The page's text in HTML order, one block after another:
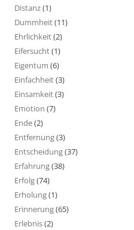
Distanz(1)
Dummheit(11)
Ehrlichkeit(2)
Eifersucht(1)
Eigentum (6)
Einfachheit(3)
Einsamkeit(3)
Emotion (7)
Ende(2)
Entfernung(3)
Entscheidung(37)
Erfahrung(38)
Erfolg(74)
Erholung(1)
Erinnerung(65)
Erlebnis(2)